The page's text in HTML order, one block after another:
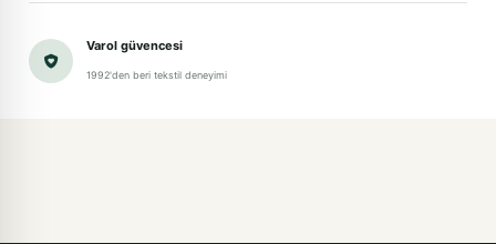
Varol güvencesi
1992'den beri tekstil deneyimi